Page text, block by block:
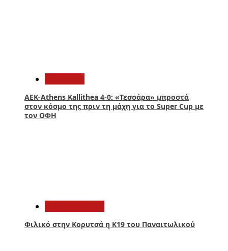
ΑΕΚ-Athens Kallithea 4-0: «Τεσσάρα» μπροστά
στον κόσμο της πριν τη μάχη για το Super Cup με
τον ΟΦΗ
Φιλικό στην Κορυτσά η Κ19 του Παναιτωλικού